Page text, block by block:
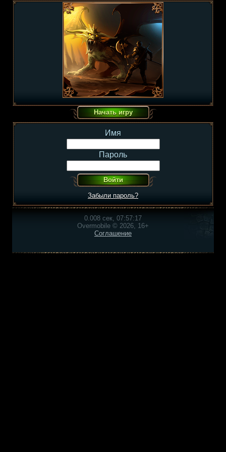
Имя
Пароль
Забыли пароль?
0.008 сек, 07:57:17
Overmobile © 2026, 16+
Соглашение